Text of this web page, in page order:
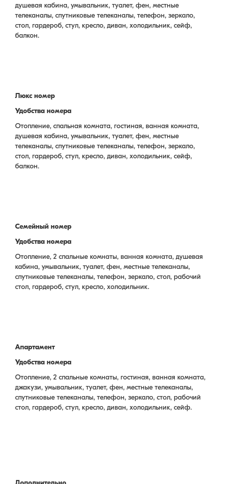
душевая кабина, умывальник, туалет, фен, местные
телеканалы, спутниковые телеканалы, телефон, зеркало,
стол, гардероб, стул, кресло, диван, холодильник, сейф,
балкон.
Люкс номер
Удобства номера
Отопление, спальная комната, гостиная, ванная комната,
душевая кабина, умывальник, туалет, фен, местные
телеканалы, спутниковые телеканалы, телефон, зеркало,
стол, гардероб, стул, кресло, диван, холодильник, сейф,
балкон.
Семейный номер
Удобства номера
Отопление, 2 спальные комнаты, ванная комната, душевая
кабина, умывальник, туалет, фен, местные телеканалы,
спутниковые телеканалы, телефон, зеркало, стол, рабочий
стол, гардероб, стул, кресло, холодильник.
Апартамент
Удобства номера
Отопление, 2 спальные комнаты, гостиная, ванная комната,
джакузи, умывальник, туалет, фен, местные телеканалы,
спутниковые телеканалы, телефон, зеркало, стол, рабочий
стол, гардероб, стул, кресло, диван, холодильник, сейф.